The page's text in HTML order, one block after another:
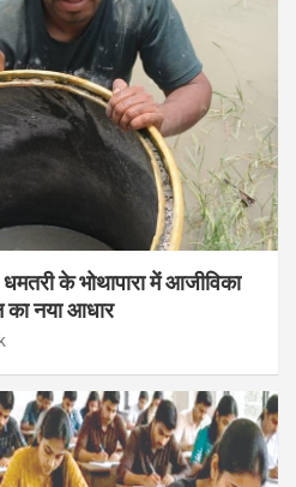
के भोथापारा में आजीविका
का नया आधार